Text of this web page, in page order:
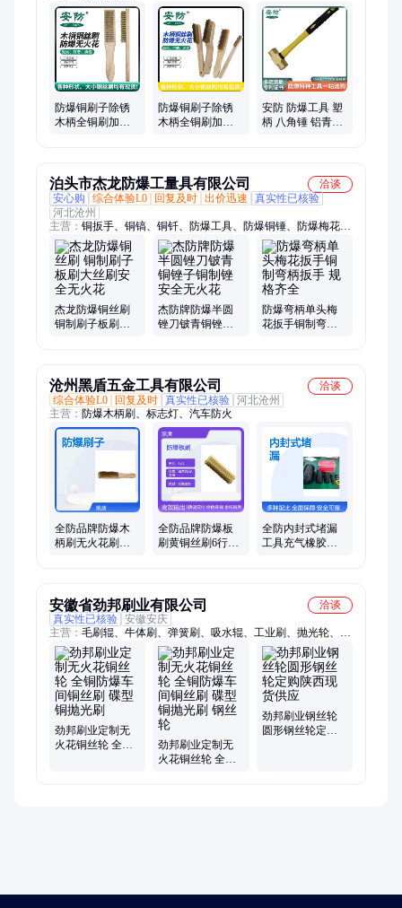
防爆铜刷子除锈
木柄全铜刷加厚
防爆铜刷子除锈
木柄全铜刷加厚
安防 防爆工具 塑
柄 八角锤 铝青铜
泊头市杰龙防爆工量具有限公司
洽谈
安心购
综合体验L0 回复及时 出价迅速
真实性已核验
河北沧州
主营： 铜扳手、铜镐、铜钎、防爆工具、防爆铜锤、防爆梅花扳
手、防爆开口扳手、防爆消防桶、防爆铜锨、防爆铲、防爆管
钳、防爆撬棍、防爆钳子、防爆开桶扳手、防爆漏斗、防爆铜
桶、防爆内六角、防爆敲击扳手、防爆改锥螺丝刀、紫铜锤
杰龙防爆铜丝刷
铜制刷子板刷大
杰防牌防爆半圆
锉刀铍青铜锉子
防爆弯柄单头梅
花扳手铜制弯柄
沧州黑盾五金工具有限公司
洽谈
综合体验L0
回复及时 真实性已核验 河北沧州
主营： 防爆木柄刷、标志灯、汽车防火
全防品牌防爆木
柄刷无火花刷子
全防品牌防爆板
刷黄铜丝刷6行防
全防内封式堵漏
工具充气橡胶密
安徽省劲邦刷业有限公司
洽谈
真实性已核验 安徽安庆
主营： 毛刷辊、牛体刷、弹簧刷、吸水辊、工业刷、抛光轮、钢
丝刷、环卫刷、管道刷、扫雪刷片、砖机条刷、密封条刷、猪鬃
毛刷、薄膜针辊、防尘毛刷、试管清洗刷、尼龙圆盘刷、磨料丝
刷辊、除锈清洗刷、洗地机滚刷、扫地机毛刷、抛光去毛刺刷、
不锈钢丝条刷、铝箔打孔针辊、钢丝轮
劲邦刷业定制无
火花铜丝轮 全铜
劲邦刷业定制无
火花铜丝轮 全铜
劲邦刷业钢丝轮
圆形钢丝轮定购